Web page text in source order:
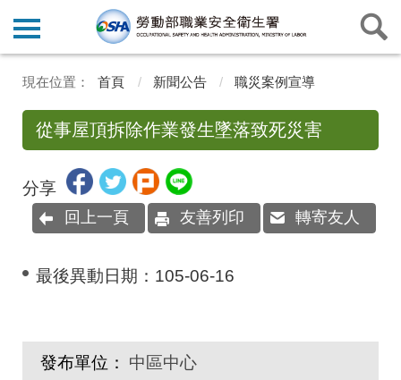
首頁 新聞公告 職災案例宣導
從事屋頂拆除作業發生墜落致死災害
分享
回上一頁 友善列印 轉寄友人
最後異動日期： 105-06-16
發布單位：
中區中心